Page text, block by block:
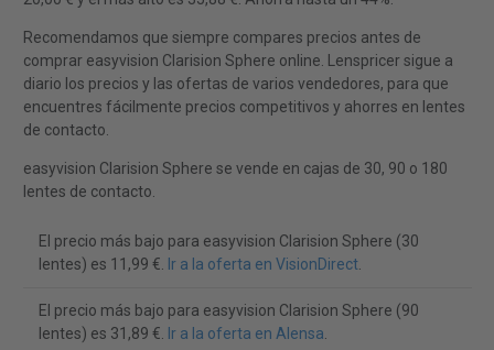
Recomendamos que siempre compares precios antes de
comprar easyvision Clarision Sphere online. Lenspricer sigue a
diario los precios y las ofertas de varios vendedores, para que
encuentres fácilmente precios competitivos y ahorres en lentes
de contacto.
easyvision Clarision Sphere se vende en cajas de 30, 90 o 180
lentes de contacto.
El precio más bajo para easyvision Clarision Sphere (30
lentes) es 11,99 €. Ir a la oferta en VisionDirect.
El precio más bajo para easyvision Clarision Sphere (90
lentes) es 31,89 €. Ir a la oferta en Alensa.